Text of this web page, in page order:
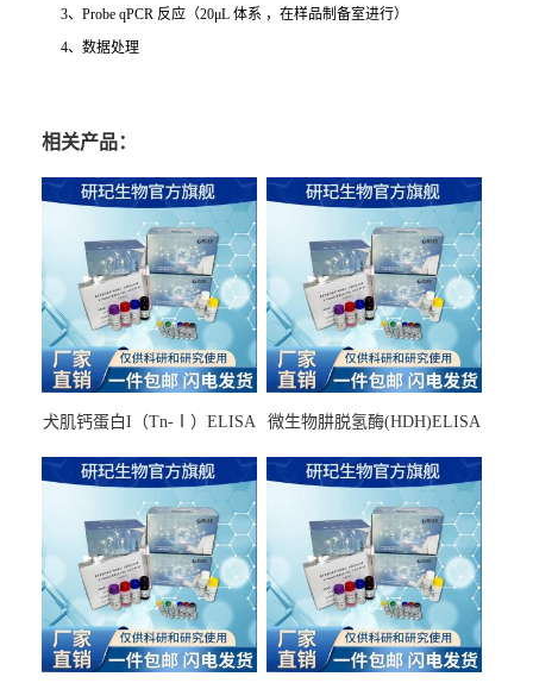
3、Probe qPCR 反应（20μL 体系 ，在样品制备室进行）
4、数据处理
相关产品：
犬肌钙蛋白I（Tn-Ⅰ）ELISA
微生物肼脱氢酶(HDH)ELISA